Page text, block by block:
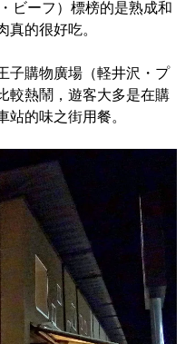
ビーフ）標榜的是熟成和
的很好吃。
子購物廣場（軽井沢・プ
較熱鬧，遊客大多是在購
的味之街用餐。